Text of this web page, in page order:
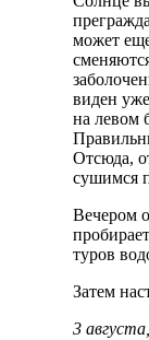
может
виден
на левом
Отсюда,
сушимся
Вечером
туров
Затем
3